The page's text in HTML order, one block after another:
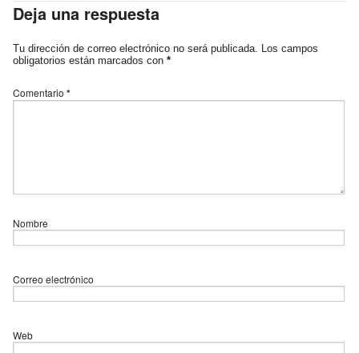
Deja una respuesta
Tu dirección de correo electrónico no será publicada. Los campos
obligatorios están marcados con *
Comentario *
Nombre
Correo electrónico
Web